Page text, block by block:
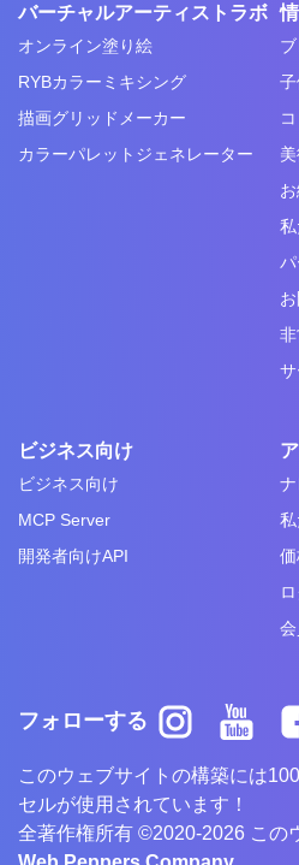
バーチャルアーティストラボ
オンライン塗り絵
RYBカラーミキシング
描画グリッドメーカー
カラーパレットジェネレーター
ビジネス向け
ビジネス向け
MCP Server
開発者向けAPI
フォローする
このウェブサイトの構築には
セルが使用されています！
全著作権所有 ©2020-2026 この